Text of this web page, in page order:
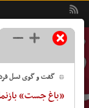
×
گفت و گوی نسل فردا
«باغ جست»